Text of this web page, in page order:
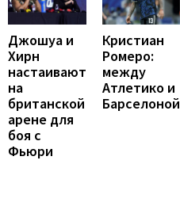
Джошуа и
Хирн
настаивают
на
британской
арене для
боя с
Фьюри
Кристиан
Ромеро:
между
Атлетико и
Барселоной